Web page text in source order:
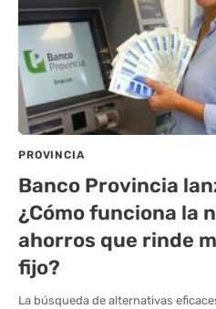
PROVINCIA
Banco Provincia
¿Cómo funciona la
ahorros que rinde
fijo?
La búsqueda de alternativas